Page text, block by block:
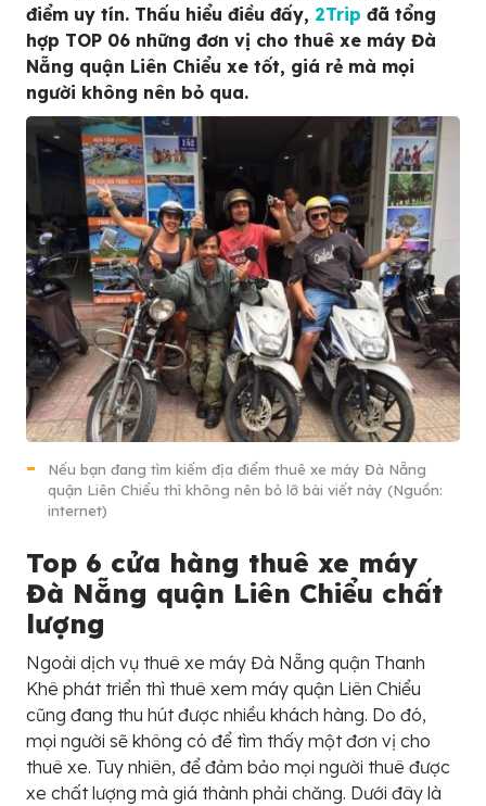
điểm uy tín. Thấu hiểu điều đấy, 2Trip đã tổng
hợp TOP 06 những đơn vị cho thuê xe máy Đà
Nẵng quận Liên Chiểu xe tốt, giá rẻ mà mọi
người không nên bỏ qua.
Nếu bạn đang tìm kiếm địa điểm thuê xe máy Đà Nẵng
quận Liên Chiểu thì không nên bỏ lỡ bài viết này (Nguồn:
internet)
Top 6 cửa hàng thuê xe máy
Đà Nẵng quận Liên Chiểu chất
lượng
Ngoài dịch vụ thuê xe máy Đà Nẵng quận Thanh
Khê phát triển thì thuê xem máy quận Liên Chiểu
cũng đang thu hút được nhiều khách hàng. Do đó,
mọi người sẽ không có để tìm thấy một đơn vị cho
thuê xe. Tuy nhiên, để đảm bảo mọi người thuê được
xe chất lượng mà giá thành phải chăng. Dưới đây là